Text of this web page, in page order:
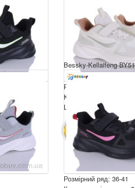
Розмірний ряд: 36-41
Комплектація ящика: 8
Ціна за пару: 650 грн.
В КОШИК 5200
Bessky-Kellaifeng
Розмірний ряд: 36-41